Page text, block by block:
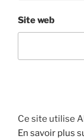
Site web
Ce site utilise
En savoir plus